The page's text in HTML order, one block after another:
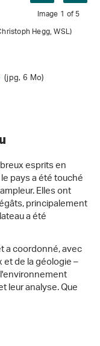
Image 1 of 5
Hegg, WSL)
(jpg, 6 Mo)
(jpg, 11 Mo)
esprits en
pays a été touché
Elles ont
principalement
a été
a coordonné, avec
de la géologie –
leur analyse. Que